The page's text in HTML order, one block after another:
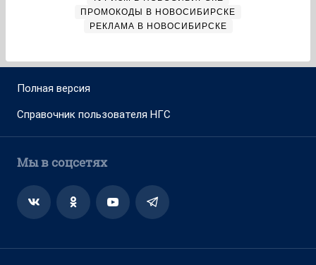
ПРОМОКОДЫ В НОВОСИБИРСКЕ
РЕКЛАМА В НОВОСИБИРСКЕ
Полная версия
Справочник пользователя НГС
Мы в соцсетях